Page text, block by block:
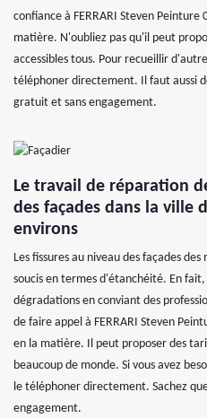
confiance à FERRARI Steven
matière. N'oubliez pas qu'il peut
accessibles tous. Pour recueillir
téléphoner directement. Il faut aussi
gratuit et sans engagement.
Le travail de réparation
des façades dans la ville
environs
Les fissures au niveau des façades
soucis en termes d'étanchéité. En
dégradations en conviant des
de faire appel à FERRARI Steven
en la matière. Il peut proposer des
beaucoup de monde. Si vous avez
le téléphoner directement. Sachez
engagement.